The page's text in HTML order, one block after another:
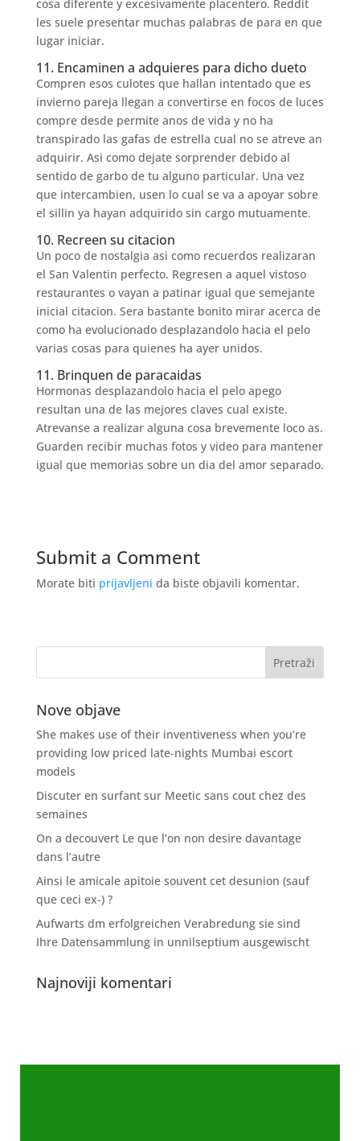
cosa diferente y excesivamente placentero. Reddit
les suele presentar muchas palabras de para en que
lugar iniciar.
11. Encaminen a adquieres para dicho dueto
Compren esos culotes que hallan intentado que es
invierno pareja llegan a convertirse en focos de luces
compre desde permite anos de vida y no ha
transpirado las gafas de estrella cual no se atreve an
adquirir. Asi­ como dejate sorprender debido al
sentido de garbo de tu alguno particular. Una vez
que intercambien, usen lo cual se va a apoyar sobre
el silli­n ya hayan adquirido sin cargo mutuamente.
10. Recreen su citacion
Un poco de nostalgia asi­ como recuerdos realizaran
el San Valentin perfecto. Regresen a aquel vistoso
restaurantes o vayan a patinar igual que semejante
inicial citacion. Sera bastante bonito mirar acerca de
como ha evolucionado desplazandolo hacia el pelo
varias cosas para quienes ha ayer unidos.
11. Brinquen de paracaidas
Hormonas desplazandolo hacia el pelo apego
resultan una de las mejores claves cual existe.
Atrevanse a realizar alguna cosa brevemente loco as.
Guarden recibir muchas fotos y video para mantener
igual que memorias sobre un dia del amor separado.
Submit a Comment
Morate biti prijavljeni da biste objavili komentar.
Nove objave
She makes use of their inventiveness when you’re
providing low priced late-nights Mumbai escort
models
Discuter en surfant sur Meetic sans cout chez des
semaines
On a decouvert Le que l’on non desire davantage
dans l’autre
Ainsi le amicale apitoie souvent cet desunion (sauf
que ceci ex-) ?
Aufwarts dm erfolgreichen Verabredung sie sind
Ihre Datensammlung in unnilseptium ausgewischt
Najnoviji komentari